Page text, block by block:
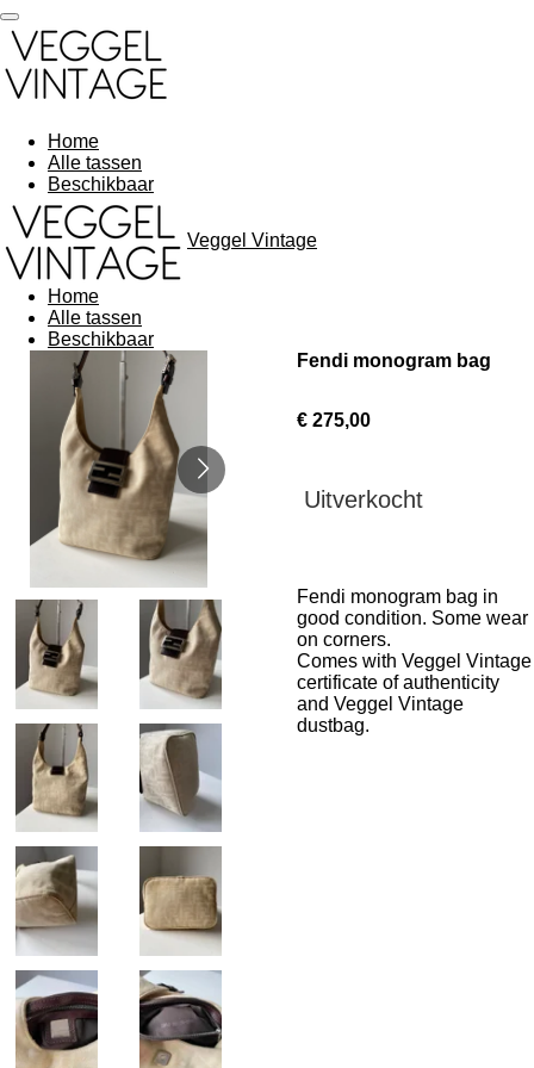
Ga
direct
naar
de
Home
Alle tassen
Beschikbaar
Veggel Vintage
Home
Alle tassen
Beschikbaar
Fendi monogram bag
€ 275,00
Uitverkocht
Fendi monogram bag in
good condition. Some wear
on corners.
Comes with Veggel Vintage
certificate of authenticity
and Veggel Vintage
dustbag.